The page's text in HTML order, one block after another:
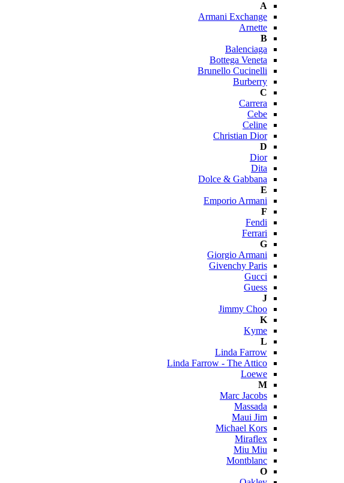
A
Armani Exchange
Arnette
B
Balenciaga
Bottega Veneta
Brunello Cucinelli
Burberry
C
Carrera
Cebe
Celine
Christian Dior
D
Dior
Dita
Dolce & Gabbana
E
Emporio Armani
F
Fendi
Ferrari
G
Giorgio Armani
Givenchy Paris
Gucci
Guess
J
Jimmy Choo
K
Kyme
L
Linda Farrow
Linda Farrow - The Attico
Loewe
M
Marc Jacobs
Massada
Maui Jim
Michael Kors
Miraflex
Miu Miu
Montblanc
O